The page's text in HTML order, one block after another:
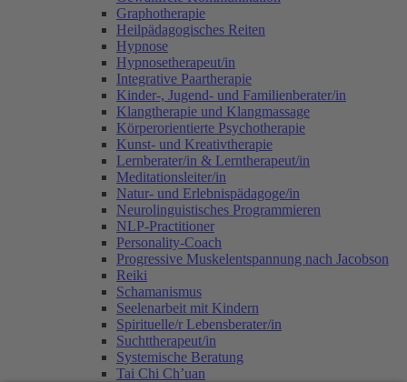
Graphotherapie
Heilpädagogisches Reiten
Hypnose
Hypnosetherapeut/in
Integrative Paartherapie
Kinder-, Jugend- und Familienberater/in
Klangtherapie und Klangmassage
Körperorientierte Psychotherapie
Kunst- und Kreativtherapie
Lernberater/in & Lerntherapeut/in
Meditationsleiter/in
Natur- und Erlebnispädagoge/in
Neurolinguistisches Programmieren
NLP-Practitioner
Personality-Coach
Progressive Muskelentspannung nach Jacobson
Reiki
Schamanismus
Seelenarbeit mit Kindern
Spirituelle/r Lebensberater/in
Suchttherapeut/in
Systemische Beratung
Tai Chi Ch’uan